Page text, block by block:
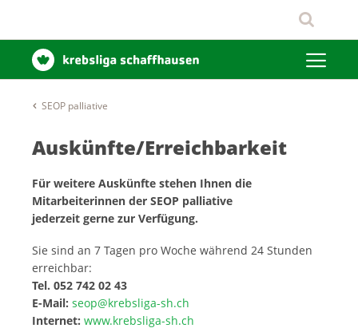
SEOP palliative
Auskünfte/Erreichbarkeit
Für weitere Auskünfte stehen Ihnen die
Mitarbeiterinnen der SEOP palliative
jederzeit gerne zur Verfügung.
Sie sind an 7 Tagen pro Woche während 24 Stunden
erreichbar:
Tel. 052 742 02 43
E-Mail: seop@krebsliga-sh.ch
Internet: www.krebsliga-sh.ch